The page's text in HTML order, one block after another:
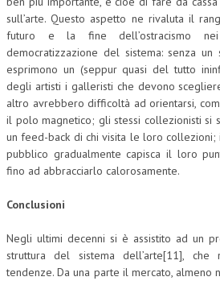
sull’arte. Questo aspetto ne rivaluta il
futuro e la fine dell’ostracismo
democratizzazione del sistema: senza un
esprimono un (seppur quasi del tutto
degli artisti i galleristi che devono
altro avrebbero difficoltà ad orientarsi,
il polo magnetico; gli stessi collezionisti si
un feed-back di chi visita le loro collezioni;
pubblico gradualmente capisca il loro
fino ad abbracciarlo calorosamente.
Conclusioni
Negli ultimi decenni si è assistito ad un
struttura del sistema dell’arte[11], che
tendenze. Da una parte il mercato, almeno